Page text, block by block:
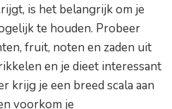
is het belangrijk om je
te houden. Probeer
fruit, noten en zaden uit
en je dieet interessant
krijg je een breed scala aan
voorkom je